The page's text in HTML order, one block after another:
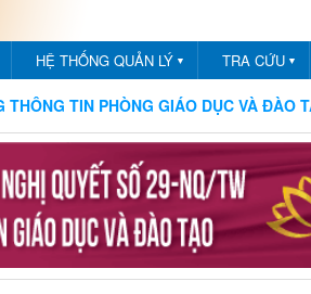
HỆ THỐNG QUẢN LÝ ▼ TRA CỨU ▼
DỤC VÀ ĐÀO TẠO THÀNH PHỐ BẾN